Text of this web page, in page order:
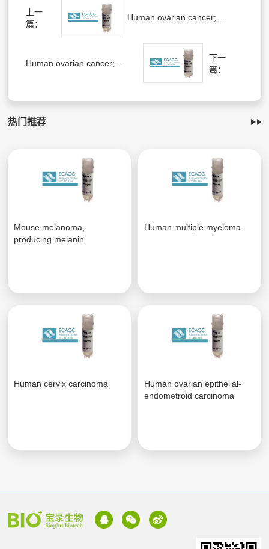
上一
篇：
Human ovarian cancer; ...
Human ovarian cancer; ...
下一
篇：
热门推荐
Mouse melanoma,
producing melanin
Human multiple myeloma
Human cervix carcinoma
Human ovarian epithelial-
endometroid carcinoma